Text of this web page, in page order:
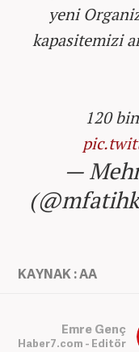
yeni
kapasitemizi
120
—
KAYNAK : AA
Emre Genç
Haber7.com - Editör